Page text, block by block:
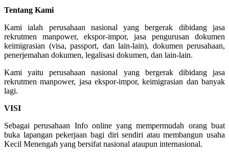
Tentang Kami
Kami ialah perusahaan nasional yang bergerak dibidang jasa
rekrutmen manpower, ekspor-impor, jasa pengurusan dokumen
keimigrasian (visa, passport, dan lain-lain), dokumen perusahaan,
penerjemahan dokumen, legalisasi dokumen, dan lain-lain.
Kami yaitu perusahaan nasional yang bergerak dibidang jasa
rekrutmen manpower, jasa ekspor-impor, keimigrasian dan banyak
lagi.
VISI
Sebagai perusahaan Info online yang mempermudah orang buat
buka lapangan pekerjaan bagi diri sendiri atau membangun usaha
Kecil Menengah yang bersifat nasional ataupun internasional.